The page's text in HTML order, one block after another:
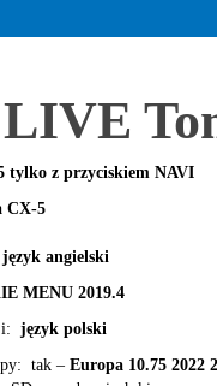
tylko z przyciskiem NAVI
CX-5
język angielski
MENU 2019.4
język polski
tak – Europa 10.75 2022